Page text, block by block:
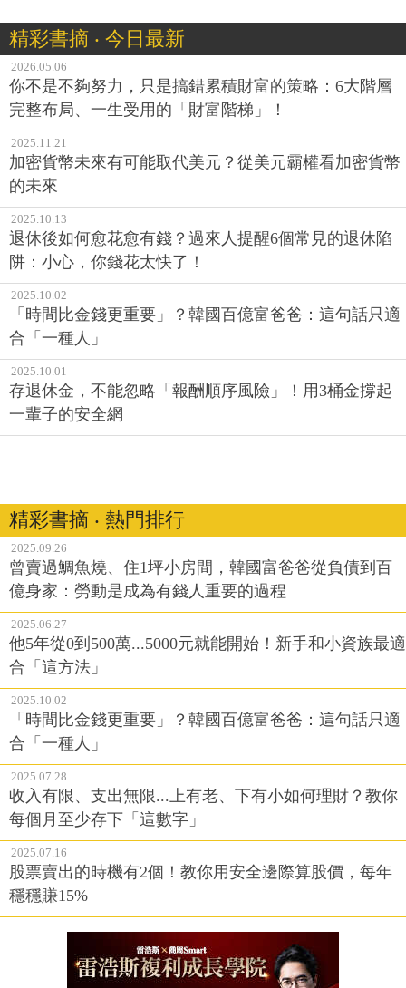
精彩書摘 ‧ 今日最新
2026.05.06
你不是不夠努力，只是搞錯累積財富的策略：6大階層
完整布局、一生受用的「財富階梯」！
2025.11.21
加密貨幣未來有可能取代美元？從美元霸權看加密貨幣
的未來
2025.10.13
退休後如何愈花愈有錢？過來人提醒6個常見的退休陷
阱：小心，你錢花太快了！
2025.10.02
「時間比金錢更重要」？韓國百億富爸爸：這句話只適
合「一種人」
2025.10.01
存退休金，不能忽略「報酬順序風險」！用3桶金撐起
一輩子的安全網
精彩書摘 ‧ 熱門排行
2025.09.26
曾賣過鯛魚燒、住1坪小房間，韓國富爸爸從負債到百
億身家：勞動是成為有錢人重要的過程
2025.06.27
他5年從0到500萬...5000元就能開始！新手和小資族最適
合「這方法」
2025.10.02
「時間比金錢更重要」？韓國百億富爸爸：這句話只適
合「一種人」
2025.07.28
收入有限、支出無限...上有老、下有小如何理財？教你
每個月至少存下「這數字」
2025.07.16
股票賣出的時機有2個！教你用安全邊際算股價，每年
穩穩賺15%